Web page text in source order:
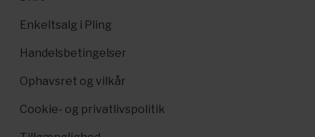
Enkeltsalg i Pling
Handelsbetingelser
Ophavsret og vilkår
Cookie- og privatlivspolitik